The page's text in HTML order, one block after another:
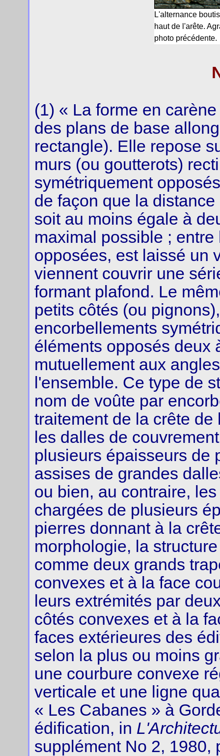
L'alternance
haut de l'arête.
photo précédente.
(1) « La forme en
des plans de base
rectangle). Elle repose
murs (ou goutterots)
symétriquement
de façon que la
soit au moins égale à
maximal possible ;
opposées, est laissé un
viennent couvrir une
formant plafond. Le
petits côtés (ou
encorbellements
éléments opposés deux
mutuellement aux
l'ensemble. Ce type de
nom de voûte par
traitement de la crête
les dalles de
plusieurs épaisseurs de
assises de grandes
ou bien, au contraire,
chargées de plusieurs
pierres donnant à la
morphologie, la
comme deux grands
convexes et à la face
leurs extrémités par
côtés convexes et à la
faces extérieures des
selon la plus ou moins
une courbure convexe
verticale et une ligne
« Les Cabanes » à
édification, in
supplément No 2, 1980,